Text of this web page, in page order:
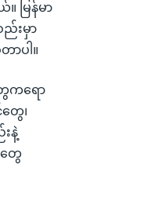
မြန်မာ
းမှာ
ပါ။
ကရော
ေ၊
နဲ့
တွေ